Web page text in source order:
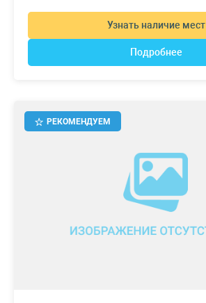
Узнать наличие мест
Подробнее
РЕКОМЕНДУЕМ